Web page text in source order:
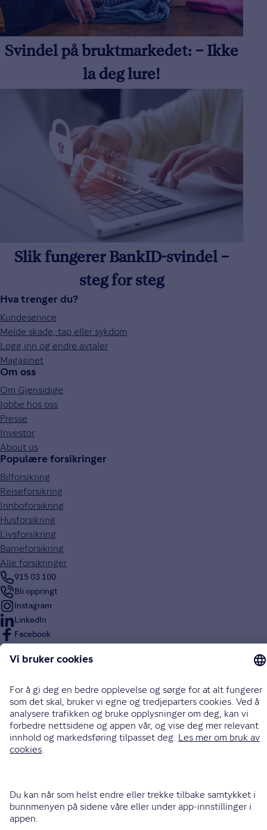
Svindel på bruktmarkedet: – Ikke
la deg lure!
Slik fungerer BankID-svindel –
steg for steg
Hva trenger du?
Kundeservice
Melde skade, tap eller sykdom
Logg inn og endre avtaler
Magasinet
Om oss
Om Gjensidige
Jobbe hos oss
Presse
Investor
About us
Populære forsikringer
Bilforsikring
Reiseforsikring
Innboforsikring
Husforsikring
Livsforsikring
Barneforsikring
Alle forsikringer
915 03 100
Bli oppringt
Instagram
LinkedIn
Facebook
Personvern og sikkerhet
Vilkår for bruk av nettsidene
Tilgjengelighetserklæring
Sammenlign prisene våre med andre selskaper på
Finansportalen.no